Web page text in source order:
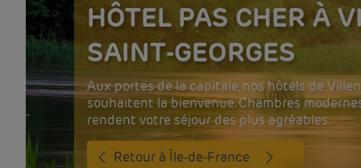
HÔTEL PAS CHER À
SAINT-GEORGES
Aux portes de la capitale, nos hôtels de
souhaitent la bienvenue. Chambres
rendent votre séjour des plus agréables.
Retour à Île-de-France